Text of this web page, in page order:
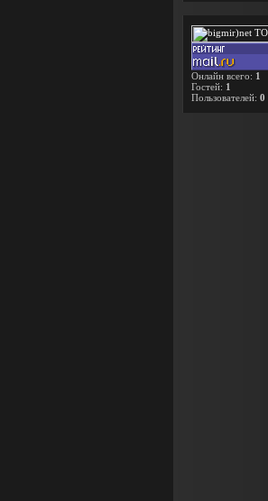
Онлайн всего: 1
Гостей: 1
Пользователей: 0